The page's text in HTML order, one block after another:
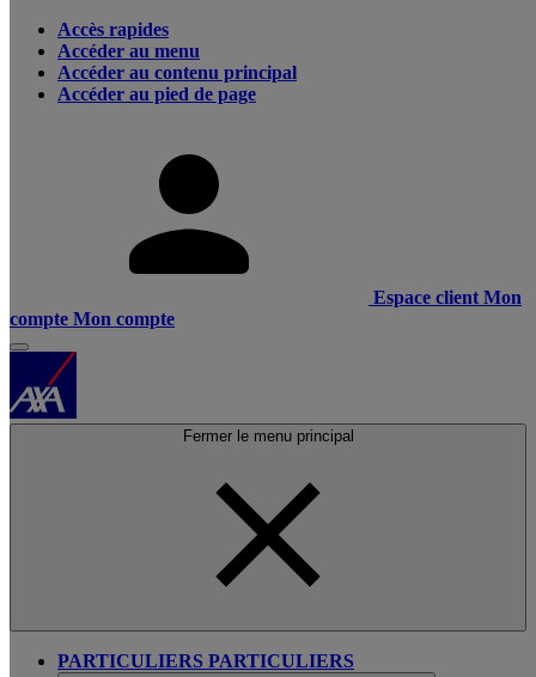
Accès rapides
Accéder au menu
Accéder au contenu principal
Accéder au pied de page
Espace client Mon
compte Mon compte
Fermer le menu principal
PARTICULIERS PARTICULIERS